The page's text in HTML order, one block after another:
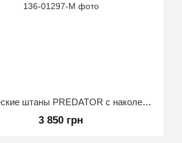
Тактические штаны PREDATOR с наколенниками, 50/50, Ripstop, Multicam, 50/3
3 850 грн